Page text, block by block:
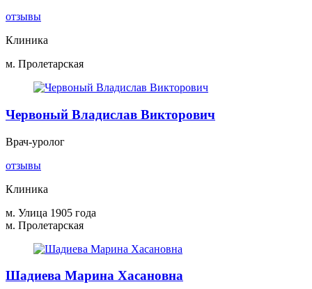
отзывы
Клиника
м. Пролетарская
Червоный Владислав Викторович
Врач-уролог
отзывы
Клиника
м. Улица 1905 года
м. Пролетарская
Шадиева Марина Хасановна